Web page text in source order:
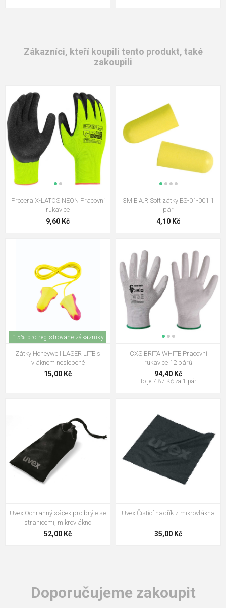
Zákazníci, kteří koupili tento produkt, také
zakoupili
Procera X-LATOS NEON Pracovní
rukavice
9,60 Kč
3M E.A.R.Soft zátky ES-01-001 1
pár
4,10 Kč
-15% pro registrované zákazníky
Zátky Honeywell LASER LITE s
vláknem neslepené
15,00 Kč
CXS BRITA WHITE Pracovní
rukavice 12 párů
94,40 Kč
to je 7,87 Kč za 1 pár
Uvex Ochranný sáček pro brýle se
stranicemi, mikrovlákno
52,00 Kč
Uvex Čistící hadřík z mikrovlákna
35,00 Kč
Doporučujeme zakoupit